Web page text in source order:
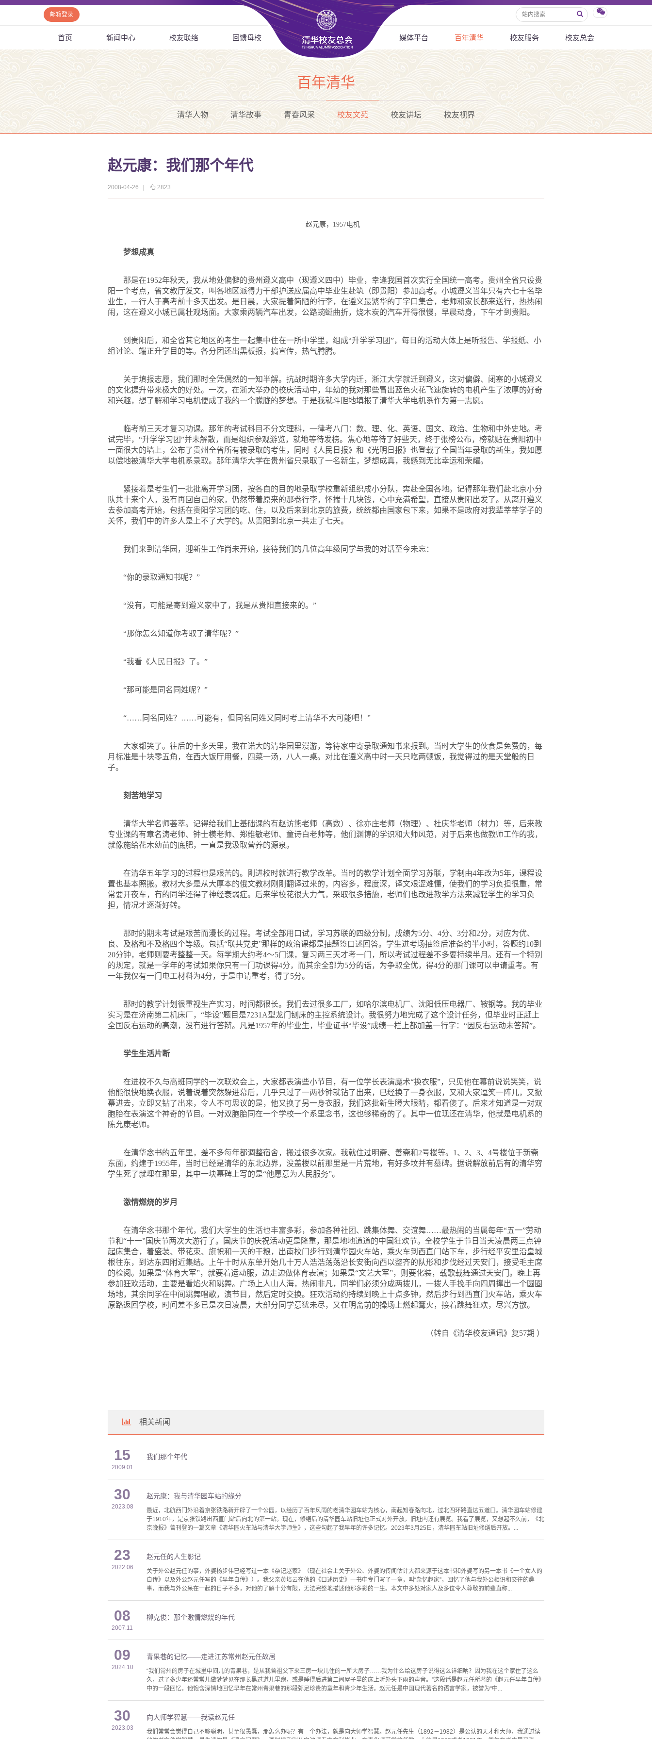
邮箱登录
首页 新闻中心 校友联络 回馈母校 媒体平台 百年清华 校友服务 校友总会
百年清华
清华人物 清华故事 青春风采 校友文苑 校友讲坛 校友视界
赵元康：我们那个年代
2008-04-26 2823
赵元康， 1957电机
梦想成真
那是在1952年秋天，我从地处偏僻的贵州遵义高中（现遵义四中）毕业，幸逢我国首次实行全国统一高考。贵州全省只设贵
阳一个考点，省文教厅发文，叫各地区派得力干部护送应届高中毕业生赴筑（即贵阳）参加高考。小城遵义当年只有六七十名毕
业生，一行人于高考前十多天出发。是日晨，大家提着简陋的行李，在遵义最繁华的丁字口集合，老师和家长都来送行，热热闹
闹，这在遵义小城已属壮观场面。大家乘两辆汽车出发，公路蜿蜒曲折，烧木炭的汽车开得很慢，早晨动身，下午才到贵阳。
到贵阳后，和全省其它地区的考生一起集中住在一所中学里，组成“升学学习团”，每日的活动大体上是听报告、学报纸、小
组讨论、端正升学目的等。各分团还出黑板报，搞宣传，热气腾腾。
关于填报志愿，我们那时全凭偶然的一知半解。抗战时期许多大学内迁，浙江大学就迁到遵义，这对偏僻、闭塞的小城遵义
的文化提升带来极大的好处。一次，在浙大举办的校庆活动中，年幼的我对那些冒出蓝色火花飞速旋转的电机产生了浓厚的好奇
和兴趣，想了解和学习电机便成了我的一个朦胧的梦想。于是我就斗胆地填报了清华大学电机系作为第一志愿。
临考前三天才复习功课。那年的考试科目不分文理科，一律考八门：数、理、化、英语、国文、政治、生物和中外史地。考
试完毕，“升学学习团”并未解散，而是组织参观游览，就地等待发榜。焦心地等待了好些天，终于张榜公布，榜就贴在贵阳初中
一面很大的墙上，公布了贵州全省所有被录取的考生，同时《人民日报》和《光明日报》也登载了全国当年录取的新生。我如愿
以偿地被清华大学电机系录取。那年清华大学在贵州省只录取了一名新生，梦想成真，我感到无比幸运和荣耀。
紧接着是考生们一批批离开学习团，按各自的目的地录取学校重新组织成小分队，奔赴全国各地。记得那年我们赴北京小分
队共十来个人，没有再回自己的家，仍然带着原来的那卷行李，怀揣十几块钱，心中充满希望，直接从贵阳出发了。从离开遵义
去参加高考开始，包括在贵阳学习团的吃、住，以及后来到北京的旅费，统统都由国家包下来，如果不是政府对我辈莘莘学子的
关怀，我们中的许多人是上不了大学的。从贵阳到北京一共走了七天。
我们来到清华园，迎新生工作尚未开始，接待我们的几位高年级同学与我的对话至今未忘：
“你的录取通知书呢？”
“没有，可能是寄到遵义家中了，我是从贵阳直接来的。”
“那你怎么知道你考取了清华呢？”
“我看《人民日报》了。”
“那可能是同名同姓呢？”
“……同名同姓？……可能有，但同名同姓又同时考上清华不大可能吧！”
大家都笑了。往后的十多天里，我在诺大的清华园里漫游，等待家中寄录取通知书来报到。当时大学生的伙食是免费的，每
月标准是十块零五角，在西大饭厅用餐，四菜一汤，八人一桌。对比在遵义高中时一天只吃两顿饭，我觉得过的是天堂般的日
子。
刻苦地学习
清华大学名师荟萃。记得给我们上基础课的有赵访熊老师（高数）、 徐亦庄老师（物理）、 杜庆华老师（材力）等，后来教
专业课的有章名涛老师、 钟士模老师、 郑维敏老师、 童诗白老师等，他们渊博的学识和大师风范，对于后来也做教师工作的我，
就像施给花木幼苗的底肥，一直是我汲取营养的源泉。
在清华五年学习的过程也是艰苦的。刚进校时就进行教学改革。当时的教学计划全面学习苏联，学制由4年改为5年，课程设
置也基本照搬。教材大多是从大厚本的俄文教材刚刚翻译过来的，内容多，程度深，译文艰涩难懂，使我们的学习负担很重，常
常要开夜车，有的同学还得了神经衰弱症。后来学校花很大力气，采取很多措施，老师们也改进教学方法来减轻学生的学习负
担，情况才逐渐好转。
那时的期末考试是艰苦而漫长的过程。考试全部用口试，学习苏联的四级分制，成绩为5分、 4分、 3分和2分，对应为优、
良、及格和不及格四个等级。包括“联共党史”那样的政治课都是抽题签口述回答。学生进考场抽签后准备约半小时，答题约10到
20分钟，老师则要考整整一天。每学期大约考4～5门课，复习两三天才考一门，所以考试过程差不多要持续半月。还有一个特别
的规定，就是一学年的考试如果你只有一门功课得4分，而其余全部为5分的话，为争取全优，得4分的那门课可以申请重考。有
一年我仅有一门电工材料为4分，于是申请重考，得了5分。
那时的教学计划很重视生产实习，时间都很长。我们去过很多工厂，如哈尔滨电机厂、沈阳低压电器厂、鞍钢等。我的毕业
实习是在济南第二机床厂，“毕设”题目是7231A型龙门刨床的主控系统设计。我很努力地完成了这个设计任务，但毕业时正赶上
全国反右运动的高潮，没有进行答辩。凡是1957年的毕业生，毕业证书“毕设”成绩一栏上都加盖一行字： “因反右运动未答辩”。
学生生活片断
在进校不久与高班同学的一次联欢会上，大家都表演些小节目，有一位学长表演魔术“换衣服”，只见他在幕前说说笑笑，说
他能很快地换衣服，说着说着突然躲进幕后，几乎只过了一两秒钟就钻了出来，已经换了一身衣服，又和大家逗笑一阵儿，又掀
幕进去，立即又钻了出来，令人不可思议的是，他又换了另一身衣服，我们这批新生瞪大眼睛，都看傻了。后来才知道是一对双
胞胎在表演这个神奇的节目。一对双胞胎同在一个学校一个系里念书，这也够稀奇的了。其中一位现还在清华，他就是电机系的
陈允康老师。
在清华念书的五年里，差不多每年都调整宿舍，搬过很多次家。我就住过明斋、善斋和2号楼等。 1 、 2、 3、 4号楼位于新斋
东面，约建于1955年，当时已经是清华的东北边界，没盖楼以前那里是一片荒地，有好多坟并有墓碑。据说解放前后有的清华穷
学生死了就埋在那里，其中一块墓碑上写的是“他愿意为人民服务”。
激情燃烧的岁月
在清华念书那个年代，我们大学生的生活也丰富多彩，参加各种社团、跳集体舞、交谊舞……最热闹的当属每年“五一”劳动
节和“十一”国庆节两次大游行了。国庆节的庆祝活动更是隆重，那是地地道道的中国狂欢节。全校学生于节日当天凌晨两三点钟
起床集合，着盛装、带花束、旗帜和一天的干粮，出南校门步行到清华园火车站，乘火车到西直门站下车，步行经平安里沿皇城
根往东，到达东四附近集结。上午十时从东单开始几十万人浩浩荡荡沿长安街向西以整齐的队形和步伐经过天安门，接受毛主席
的检阅。如果是“体育大军”，就要着运动服，边走边做体育表演；如果是“文艺大军”，则要化装，载歌载舞通过天安门。晚上再
参加狂欢活动，主要是看焰火和跳舞。广场上人山人海，热闹非凡，同学们必须分成两拨儿，一拨人手挽手向四周撑出一个圆圈
场地，其余同学在中间跳舞唱歌，演节目，然后定时交换。狂欢活动约持续到晚上十点多钟，然后步行到西直门火车站，乘火车
原路返回学校，时间差不多已是次日凌晨，大部分同学意犹未尽，又在明斋前的操场上燃起篝火，接着跳舞狂欢，尽兴方散。
（转自《清华校友通讯》复57期 ）
相关新闻
15
2009.01
我们那个年代
30
2023.08
赵元康：我与清华园车站的缘分
最近，北航西门外沿着京张铁路新开辟了一个公园，以经历了百年风雨的老清华园车站为核心，南起知春路向北，过北四环路直达五道口。清华园车站修建
于1910年，是京张铁路出西直门站后向北的第一站。现在，修缮后的清华园车站旧址也正式对外开放，旧址内还有展览。我看了展览，又想起不久前，《北
京晚报》曾刊登的一篇文章《清华园火车站与清华大学师生》，这些勾起了我早年的许多记忆。2023年3月25日，清华园车站旧址修缮后开放。...
23
2022.06
赵元任的人生影记
关于外公赵元任的事，外婆杨步伟已经写过一本《杂记赵家》（现在社会上关于外公、外婆的传闻估计大都来源于这本书和外婆写的另一本书《一个女人的
自传》以及外公赵元任写的《早年自传》）。我父亲黄培云在他的《口述历史》一书中专门写了一章，叫“杂忆赵家”，回忆了他与我外公相识和交往的趣
事，而我与外公呆在一起的日子不多，对他的了解十分有限，无法完整地描述他那多彩的一生。本文中多处对家人及多位令人尊敬的前辈直称...
08
2007.11
柳克俊：那个激情燃烧的年代
09
2024.10
青果巷的记忆——走进江苏常州赵元任故居
“我们常州的房子在城里中间儿的青果巷，是从我曾祖父下来三房一块儿住的一所大房子……我为什么给这房子说得这么详细呐？因为我在这个家住了这么
久，过了多少年还常常儿做梦梦见在那长黑过道儿里跑，或是睡得后进第二间屋子里的床上听外头下雨的声音。”这段话是赵元任所著的《赵元任早年自传》
中的一段回忆，他饱含深情地回忆早年在常州青果巷的那段弥足珍贵的童年和青少年生活。赵元任是中国现代著名的语言学家，被誉为“中...
30
2023.03
向大师学智慧——我读赵元任
我们常常会觉得自己不够聪明，甚至很愚蠢，那怎么办呢？有一个办法，就是向大师学智慧。赵元任先生（1892－1982）是公认的天才和大师，我通过读